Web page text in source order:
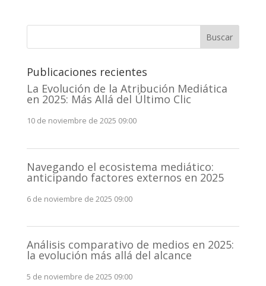
Buscar
Publicaciones recientes
La Evolución de la Atribución Mediática
en 2025: Más Allá del Último Clic
10 de noviembre de 2025 09:00
Navegando el ecosistema mediático:
anticipando factores externos en 2025
6 de noviembre de 2025 09:00
Análisis comparativo de medios en 2025:
la evolución más allá del alcance
5 de noviembre de 2025 09:00